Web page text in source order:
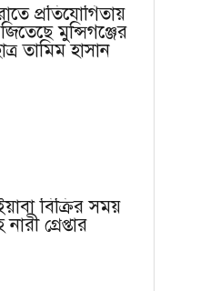
প্রতিযোগিতায়
মুন্সিগঞ্জের
তামিম হাসান
বিক্রির সময়
গ্রেপ্তার